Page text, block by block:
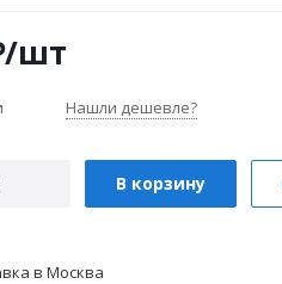
/шт
Нашли дешевле?
В корзину
в Москва